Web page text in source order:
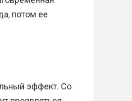
потом ее
эффект. Со